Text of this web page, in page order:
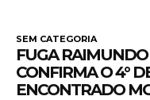
SEM CATEGORIA
FUGA
CONFIRMA O 4°
ENCONTRADO